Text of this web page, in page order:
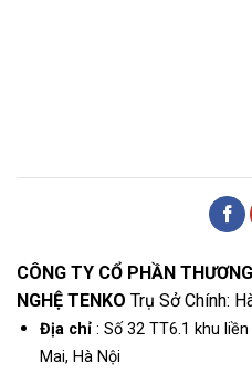
CÔNG TY CỔ PHẦN
NGHỆ TENKO Trụ Sở Chính:
Địa chỉ: Số 32 TT6.1 khu
Mai, Hà Nội